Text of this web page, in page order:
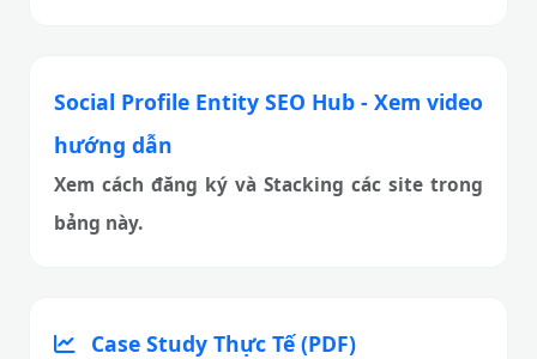
Social Profile Entity SEO Hub - Xem video
hướng dẫn
Xem cách đăng ký và Stacking các site trong
bảng này.
Case Study Thực Tế (PDF)